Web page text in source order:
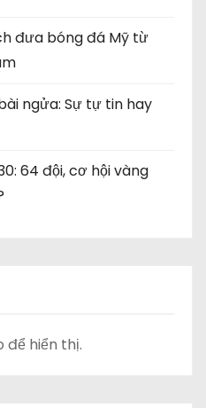
đưa bóng đá Mỹ từ
ngửa: Sự tự tin hay
64 đội, cơ hội vàng
để hiển thị.